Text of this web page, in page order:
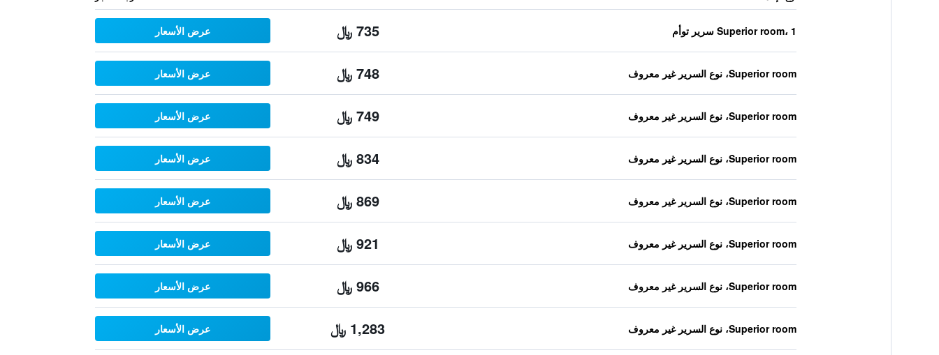
Superior room، 1 سرير توأم 735 ﷼ عرض الأسعار
Superior room، نوع السرير غير معروف 748 ﷼ عرض الأسعار
Superior room، نوع السرير غير معروف 749 ﷼ عرض الأسعار
Superior room، نوع السرير غير معروف 834 ﷼ عرض الأسعار
Superior room، نوع السرير غير معروف 869 ﷼ عرض الأسعار
Superior room، نوع السرير غير معروف 921 ﷼ عرض الأسعار
Superior room، نوع السرير غير معروف 966 ﷼ عرض الأسعار
Superior room، نوع السرير غير معروف 1,283 ﷼ عرض الأسعار